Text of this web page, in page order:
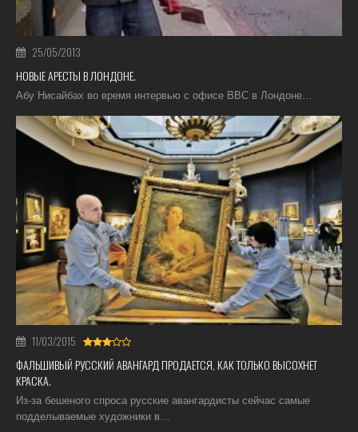
25/05/2013
НОВЫЕ АРЕСТЫ В ЛОНДОНЕ.
Абу Нисайбах во время интервью с офисе BBC в Лондоне…
11/03/2015
ФАЛЬШИВЫЙ РУССКИЙ АВАНГАРД ПРОДАЕТСЯ, КАК ТОЛЬКО ВЫСОХНЕТ
КРАСКА.
Из-за бешеного спроса русские авангардисты сейчас самые
подделываемые художники в…